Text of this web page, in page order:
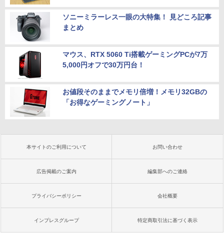
ソニーミラーレス一眼の大特集！ 見どころ記事
まとめ
マウス、RTX 5060 Ti搭載ゲーミングPCが7万
5,000円オフで30万円台！
お値段そのままでメモリ倍増！メモリ32GBの
「お得なゲーミングノート」
本サイトのご利用について お問い合わせ
広告掲載のご案内 編集部へのご連絡
プライバシーポリシー 会社概要
インプレスグループ 特定商取引法に基づく表示